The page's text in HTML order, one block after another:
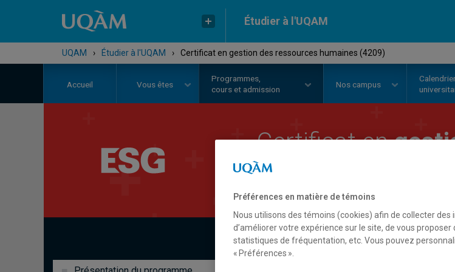
Étudier à l'UQAM
UQAM › Étudier à l'UQAM › Certificat en gestion des ressources humaines (4209)
Accueil Vous êtes
Programmes,
cours et admission
Nos campus
Certificat en
humaines
Préférences en matière de témoins
Nous utilisons des témoins (cookies) afin de collecter
d’améliorer votre expérience sur le site, de vous proposer
statistiques de fréquentation, etc. Vous pouvez
« Préférences ».